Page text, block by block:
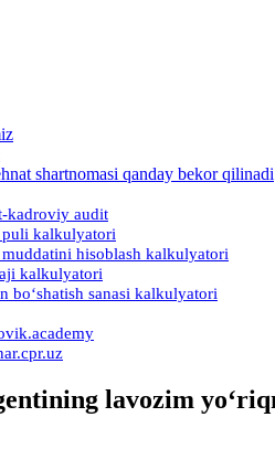
shartnomasi qanday bekor qilinadi
kadroviy audit
puli kalkulyatori
muddatini hisoblash kalkulyatori
kalkulyatori
boʻshatish sanasi kalkulyatori
lavozim